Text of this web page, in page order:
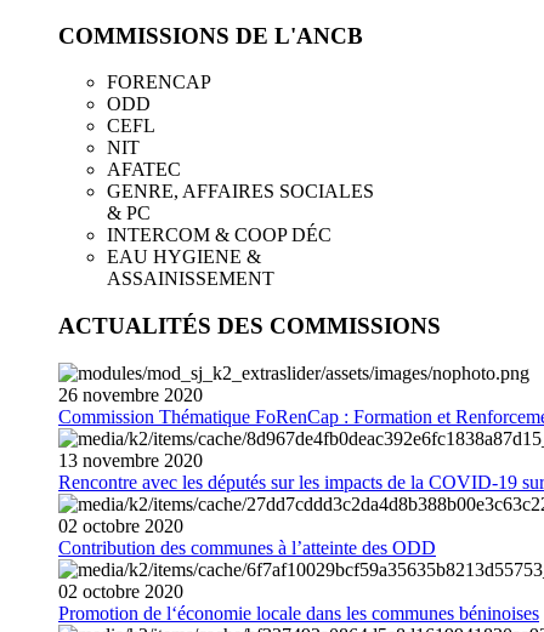
COMMISSIONS DE L'ANCB
FORENCAP
ODD
CEFL
NIT
AFATEC
GENRE, AFFAIRES SOCIALES
& PC
INTERCOM & COOP DÉC
EAU HYGIENE &
ASSAINISSEMENT
ACTUALITÉS DES COMMISSIONS
26 novembre 2020
Commission Thématique FoRenCap : Formation et
13 novembre 2020
Rencontre avec les députés sur les impacts de la COVID-19
02 octobre 2020
Contribution des communes à l’atteinte des ODD
02 octobre 2020
Promotion de l‘économie locale dans les communes béninoises